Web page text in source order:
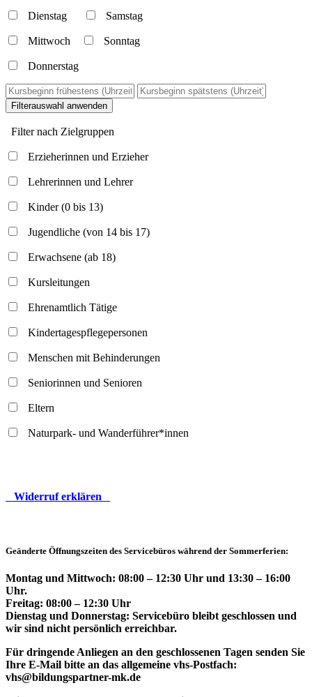
Dienstag Samstag
Mittwoch Sonntag
Donnerstag
Filterauswahl anwenden
Filter nach Zielgruppen
Erzieherinnen und Erzieher
Lehrerinnen und Lehrer
Kinder (0 bis 13)
Jugendliche (von 14 bis 17)
Erwachsene (ab 18)
Kursleitungen
Ehrenamtlich Tätige
Kindertagespflegepersonen
Menschen mit Behinderungen
Seniorinnen und Senioren
Eltern
Naturpark- und Wanderführer*innen
Widerruf erklären
Geänderte Öffnungszeiten des Servicebüros während der Sommerferien:
Montag und Mittwoch: 08:00 – 12:30 Uhr und 13:30 – 16:00
Uhr.
Freitag: 08:00 – 12:30 Uhr
Dienstag und Donnerstag: Servicebüro bleibt geschlossen und
wir sind nicht persönlich erreichbar.
Für dringende Anliegen an den geschlossenen Tagen senden Sie
Ihre E-Mail bitte an das allgemeine vhs-Postfach:
vhs@bildungspartner-mk.de